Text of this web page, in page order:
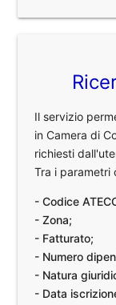
Il servizio
in Camera di
richiesti
Tra i parametri
- Codice
- Zona;
- Fatturato;
- Numero
- Natura
- Data